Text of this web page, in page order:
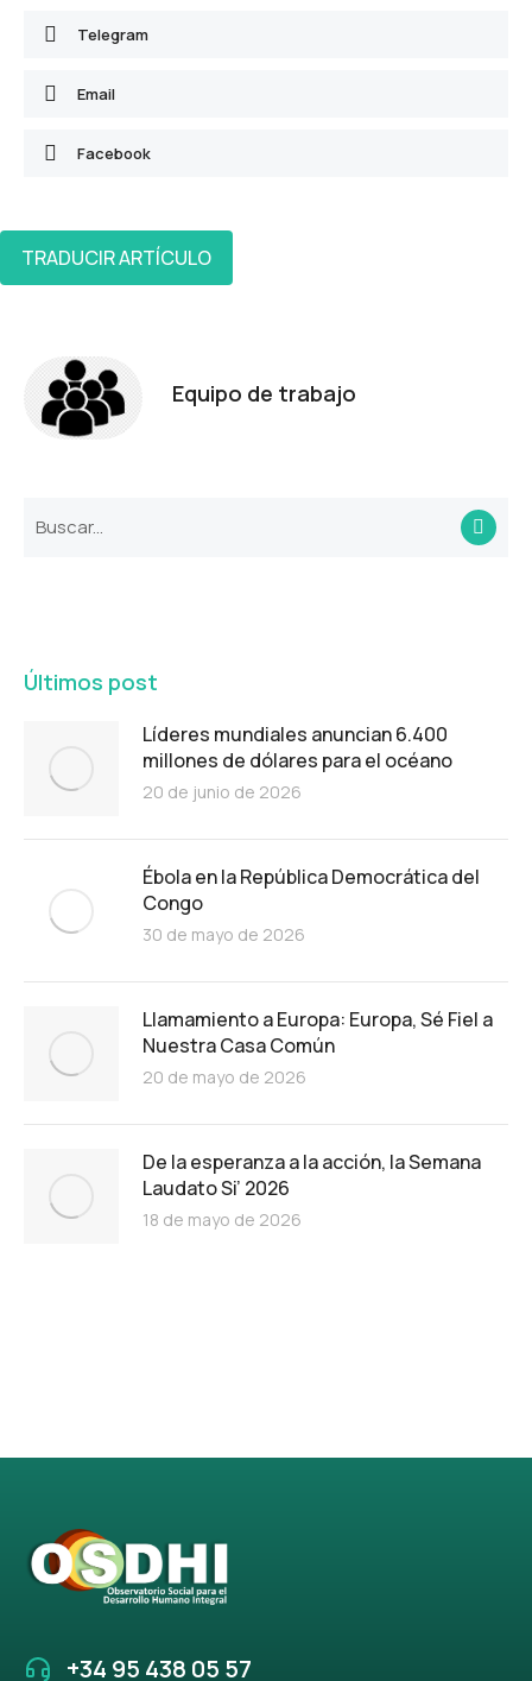
Telegram
Email
Facebook
TRADUCIR ARTÍCULO
Equipo de trabajo
Últimos post
Líderes mundiales anuncian 6.400
millones de dólares para el océano
20 de junio de 2026
Ébola en la República Democrática del
Congo
30 de mayo de 2026
Llamamiento a Europa: Europa, Sé Fiel a
Nuestra Casa Común
20 de mayo de 2026
De la esperanza a la acción, la Semana
Laudato Si’ 2026
18 de mayo de 2026
+34 95 438 05 57